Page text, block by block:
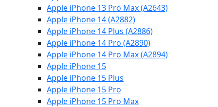
Apple iPhone 13 Pro Max (A2643)
Apple iPhone 14 (A2882)
Apple iPhone 14 Plus (A2886)
Apple iPhone 14 Pro (A2890)
Apple iPhone 14 Pro Max (A2894)
Apple iPhone 15
Apple iPhone 15 Plus
Apple iPhone 15 Pro
Apple iPhone 15 Pro Max